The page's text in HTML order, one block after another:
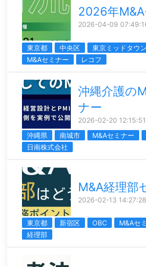
2026年
2026-04-09
東京都 中央区
東京ミッドタウン
M&Aセミナー
レコフ
沖縄介護の
ナー
2026-02-20 12:15:51
沖縄県
南城市 M&Aセミナー
日南株式会社
M&A経理部
2026-02-13 14:27:28
東京都 新宿区 OBC
M&Aセ
経理部